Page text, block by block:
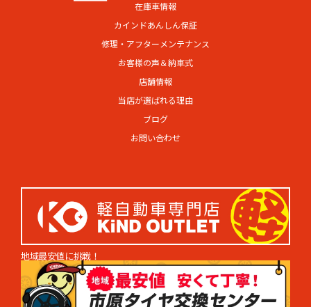
在庫車情報
カインドあんしん保証
修理・アフターメンテナンス
お客様の声＆納車式
店舗情報
当店が選ばれる理由
ブログ
お問い合わせ
地域最安値に挑戦！